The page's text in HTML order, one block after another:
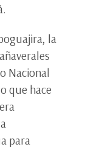
la
Nacional
que hace
para